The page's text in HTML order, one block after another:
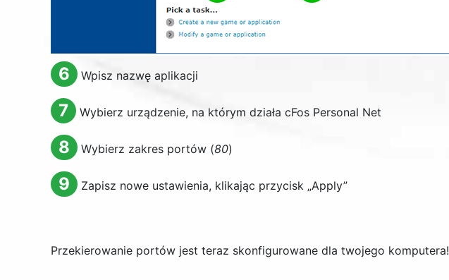
6 Wpisz nazwę aplikacji
7 Wybierz urządzenie, na którym działa cFos Personal Net
8 Wybierz zakres portów (80)
9 Zapisz nowe ustawienia, klikając przycisk „Apply”
Przekierowanie portów jest teraz skonfigurowane dla twojego komputera!